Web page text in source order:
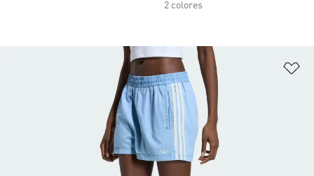
2 colores